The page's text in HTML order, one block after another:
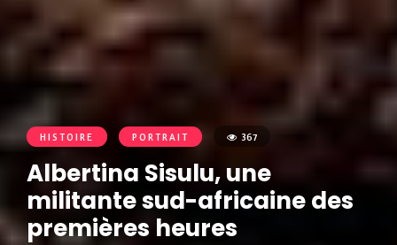
HISTOIRE PORTRAIT 367
Albertina Sisulu, une
militante sud-africaine des
premières heures